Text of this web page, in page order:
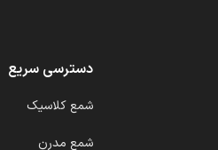
دسترسی سریع
شمع کلاسیک
شمع مدرن